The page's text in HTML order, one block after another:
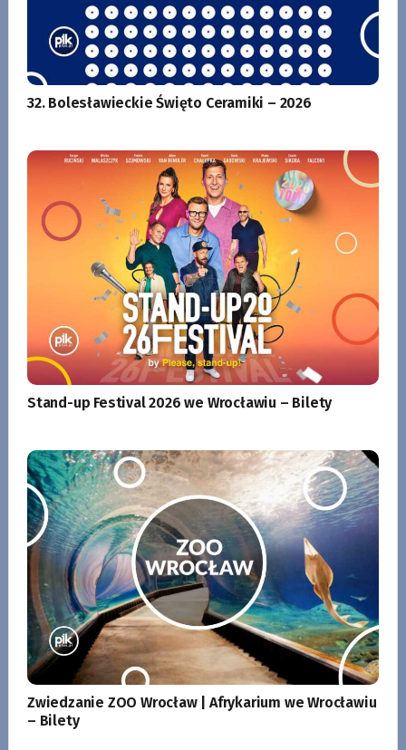
32. Bolesławieckie Święto Ceramiki – 2026
Stand-up Festival 2026 we Wrocławiu – Bilety
Zwiedzanie ZOO Wrocław | Afrykarium we Wrocławiu
– Bilety